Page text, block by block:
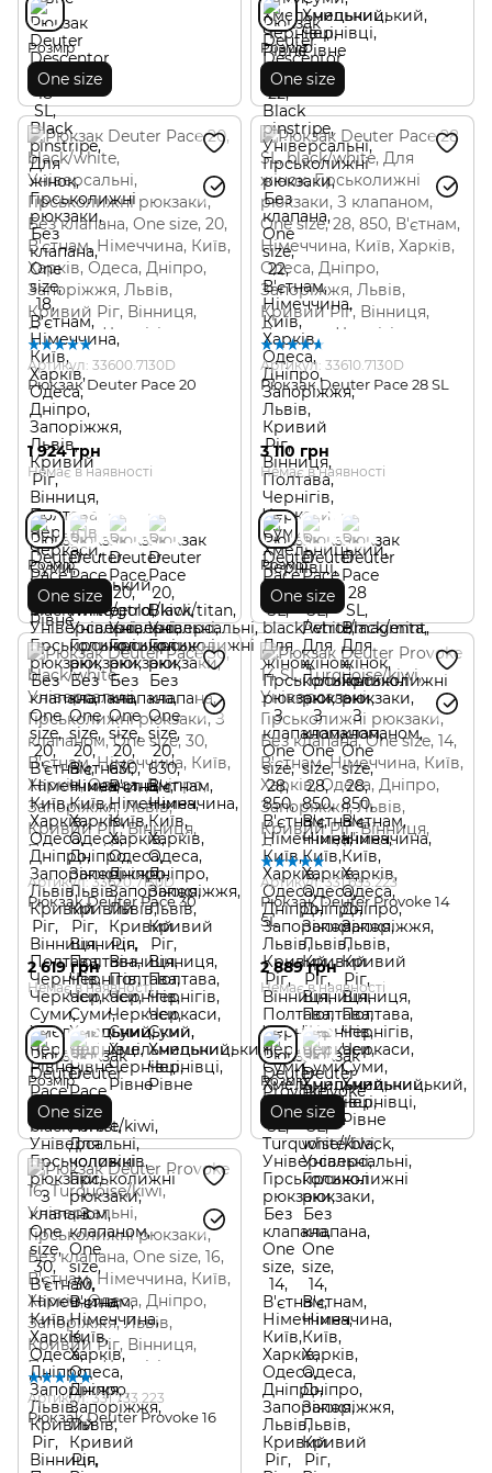
Розмір
One size
Розмір
One size
Артикул: 33600.7130D
Рюкзак Deuter Pace 20
1 924 грн
Немає в наявності
Розмір
One size
Артикул: 33610.7130D
Рюкзак Deuter Pace 28 SL
3 110 грн
Немає в наявності
Розмір
One size
Артикул: 33620.7130D
Рюкзак Deuter Pace 30
2 619 грн
Немає в наявності
Розмір
One size
Артикул: 331.633.223
Рюкзак Deuter Provoke 14
SL
2 889 грн
Немає в наявності
Розмір
One size
Артикул: 331.733.223
Рюкзак Deuter Provoke 16